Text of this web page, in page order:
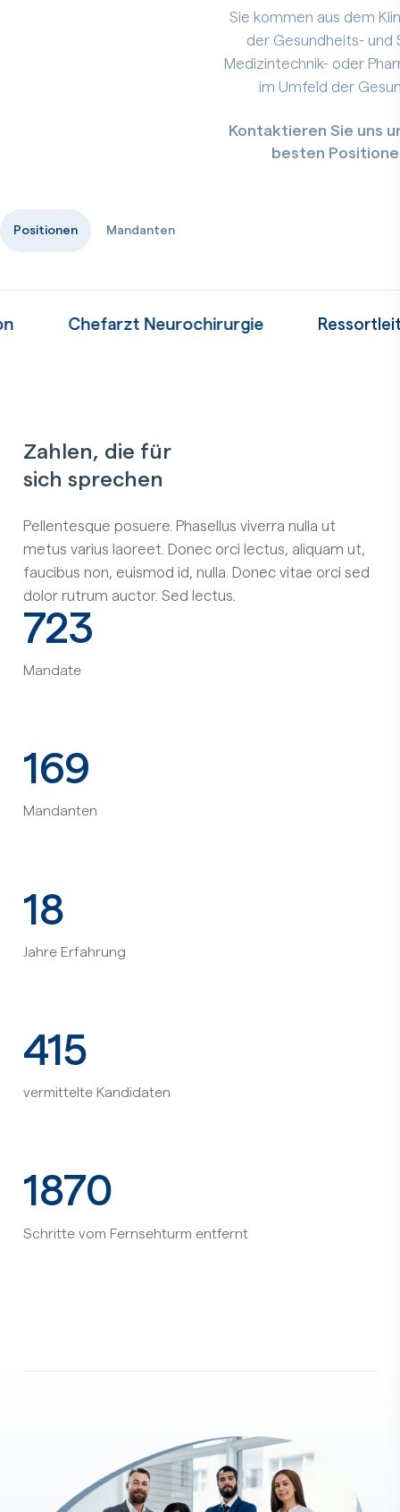
Sie kommen aus dem
der Gesundheits- und
Medizintechnik- oder
im Umfeld der
Kontaktieren Sie uns
besten
Positionen Mandanten
Chefarzt Neurochirurgie Ressortleitung
Zahlen, die für
sich sprechen
Pellentesque posuere. Phasellus viverra nulla ut
metus varius laoreet. Donec orci lectus, aliquam ut,
faucibus non, euismod id, nulla. Donec vitae orci sed
dolor rutrum auctor. Sed lectus.
723
Mandate
169
Mandanten
18
Jahre Erfahrung
415
vermittelte Kandidaten
1870
Schritte vom Fernsehturm entfernt